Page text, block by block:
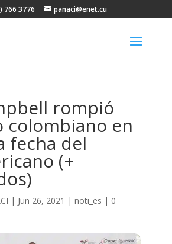
766 3776 panaci@enet.cu
rompió
colombiano en
fecha del
(+
| Jun 26, 2021 | noti_es | 0